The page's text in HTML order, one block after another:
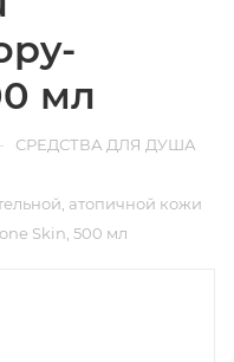
мл
СРЕДСТВА ДЛЯ ДУША
атопичной кожи
Skin, 500 мл